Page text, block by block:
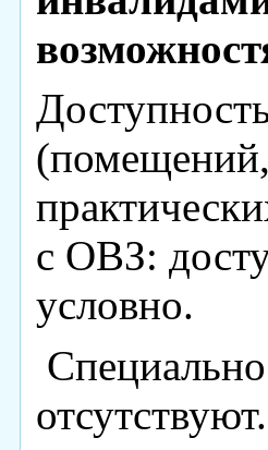
(помещений,
с ОВЗ:
условно.
отсутствуют.